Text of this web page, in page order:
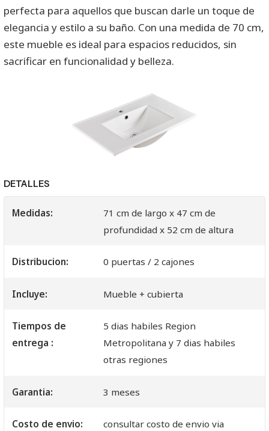
perfecta para aquellos que buscan darle un toque de
elegancia y estilo a su baño. Con una medida de 70 cm,
este mueble es ideal para espacios reducidos, sin
sacrificar en funcionalidad y belleza.
DETALLES
Medidas:
71 cm de largo x 47 cm de
profundidad x 52 cm de altura
Distribucion: 0 puertas / 2 cajones
Incluye: Mueble + cubierta
Tiempos de
entrega :
5 dias habiles Region
Metropolitana y 7 dias habiles
otras regiones
Garantia: 3 meses
Costo de envio:
consultar costo de envio via